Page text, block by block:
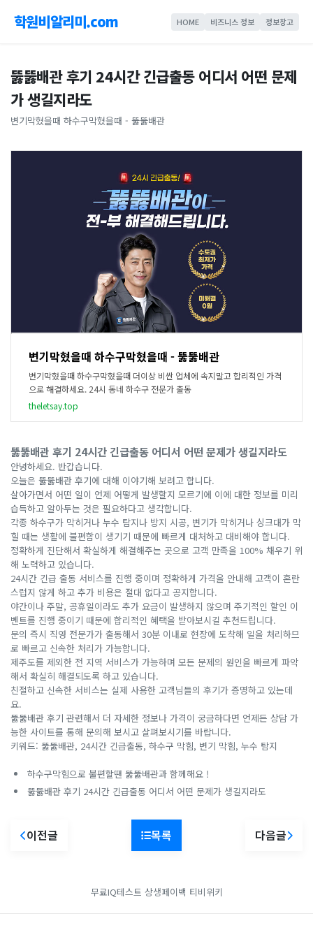
학원비알리미.com HOME 비즈니스 정보 정보창고
뚫뚫배관 후기 24시간 긴급출동 어디서 어떤 문제
가 생길지라도
변기막혔을때 하수구막혔을때 - 뚫뚫배관
변기막혔을때 하수구막혔을때 - 뚫뚫배관
변기막혔을때 하수구막혔을때 더이상 비싼 업체에 속지말고 합리적인 가격
으로 해결하세요. 24시 동네 하수구 전문가 출동
theletsay.top
뚫뚫배관 후기 24시간 긴급출동 어디서 어떤 문제가 생길지라도
안녕하세요. 반갑습니다.
오늘은 뚫뚫배관 후기에 대해 이야기해 보려고 합니다.
살아가면서 어떤 일이 언제 어떻게 발생할지 모르기에 이에 대한 정보를 미리
습득하고 알아두는 것은 필요하다고 생각합니다.
각종 하수구가 막히거나 누수 탐지나 방지 시공, 변기가 막히거나 싱크대가 막
힐 때는 생활에 불편함이 생기기 때문에 빠르게 대처하고 대비해야 합니다.
정확하게 진단해서 확실하게 해결해주는 곳으로 고객 만족을 100% 채우기 위
해 노력하고 있습니다.
24시간 긴급 출동 서비스를 진행 중이며 정확하게 가격을 안내해 고객이 혼란
스럽지 않게 하고 추가 비용은 절대 없다고 공지합니다.
야간이나 주말, 공휴일이라도 추가 요금이 발생하지 않으며 주기적인 할인 이
벤트를 진행 중이기 때문에 합리적인 혜택을 받아보시길 추천드립니다.
문의 즉시 직영 전문가가 출동해서 30분 이내로 현장에 도착해 일을 처리하므
로 빠르고 신속한 처리가 가능합니다.
제주도를 제외한 전 지역 서비스가 가능하며 모든 문제의 원인을 빠르게 파악
해서 확실히 해결되도록 하고 있습니다.
친절하고 신속한 서비스는 실제 사용한 고객님들의 후기가 증명하고 있는데
요.
뚫뚫배관 후기 관련해서 더 자세한 정보나 가격이 궁금하다면 언제든 상담 가
능한 사이트를 통해 문의해 보시고 살펴보시기를 바랍니다.
키워드: 뚫뚫배관, 24시간 긴급출동, 하수구 막힘, 변기 막힘, 누수 탐지
하수구막힘으로 불편할땐 뚫뚫배관과 함께해요 !
뚫뚫배관 후기 24시간 긴급출동 어디서 어떤 문제가 생길지라도
이전글 목록 다음글
무료IQ테스트 상생페이백 티비위키